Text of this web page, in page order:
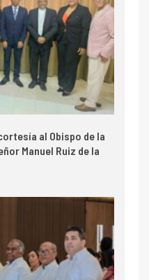
al Obispo de la
Manuel Ruiz de la